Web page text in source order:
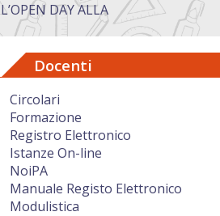
DAY ALLA
CREATIVITÀ E GIOCO:
UN’AVVENTURA
DAL DIRIGENTE
Docenti
Circolari
Formazione
Registro Elettronico
Istanze On-line
NoiPA
Manuale Registo Elettronico
Modulistica